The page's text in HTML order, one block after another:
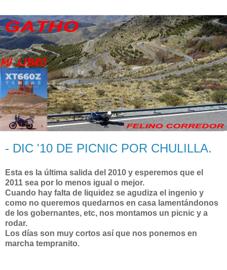
- DIC '10 DE PICNIC POR CHULILLA.
Esta es la última salida del 2010 y esperemos que el
2011 sea por lo menos igual o mejor.
Cuando hay falta de liquidez se agudiza el ingenio y
como no queremos quedarnos en casa lamentándonos
de los gobernantes, etc, nos montamos un picnic y a
rodar.
Los días son muy cortos así que nos ponemos en
marcha tempranito.